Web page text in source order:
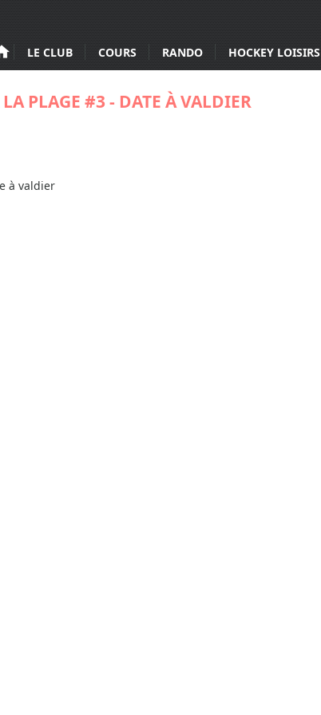
LE CLUB COURS RANDO HOCKEY LOISIRS
PLAGE #3 - DATE À VALDIER
à valdier